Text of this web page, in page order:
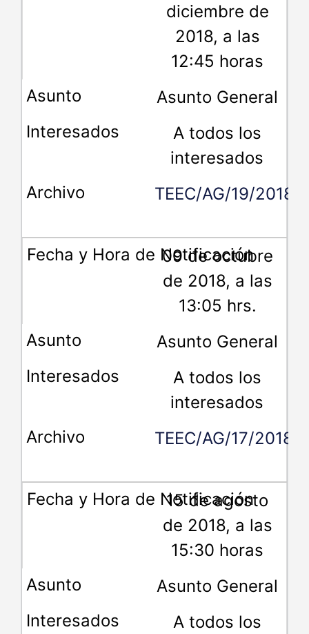
diciembre de
2018, a las
12:45 horas
Asunto General
A todos los
interesados
TEEC/AG/19/2018
09 de octubre
de 2018, a las
13:05 hrs.
Asunto General
A todos los
interesados
TEEC/AG/17/2018.
15 de agosto
de 2018, a las
15:30 horas
Asunto General
A todos los